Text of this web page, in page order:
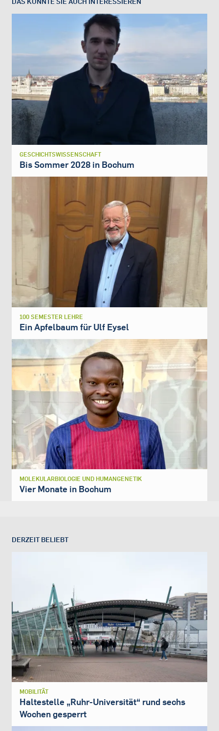
GESCHICHTSWISSENSCHAFT
Bis Sommer 2028 in Bochum
100 SEMESTER LEHRE
Ein Apfelbaum für Ulf Eysel
MOLEKULARBIOLOGIE UND HUMANGENETIK
Vier Monate in Bochum
DERZEIT BELIEBT
MOBILITÄT
Haltestelle „Ruhr-Universität“ rund sechs
Wochen gesperrt